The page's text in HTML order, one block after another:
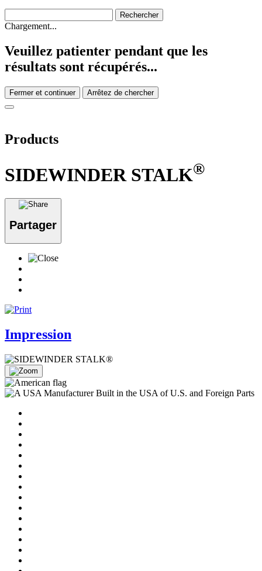
Chargement...
Veuillez patienter pendant que les
résultats sont récupérés...
Fermer et continuer Arrêtez de chercher
Products
SIDEWINDER STALK®
Partager
Impression